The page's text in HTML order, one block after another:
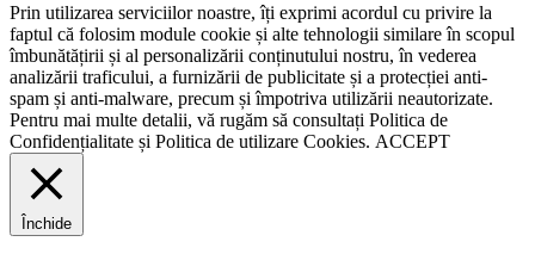
Prin utilizarea serviciilor noastre, îți exprimi acordul cu privire la
faptul că folosim module cookie și alte tehnologii similare în scopul
îmbunătățirii și al personalizării conținutului nostru, în vederea
analizării traficului, a furnizării de publicitate și a protecției anti-
spam și anti-malware, precum și împotriva utilizării neautorizate.
Pentru mai multe detalii, vă rugăm să consultați Politica de
Confidențialitate și Politica de utilizare Cookies. ACCEPT
Închide